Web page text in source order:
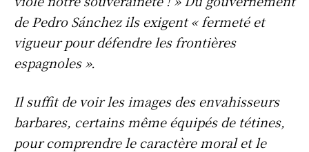
de Pedro Sánchez ils exigent « fermeté et
vigueur pour défendre les frontières
espagnoles ».
Il suffit de voir les images des envahisseurs
barbares, certains même équipés de tétines,
pour comprendre le caractère moral et le